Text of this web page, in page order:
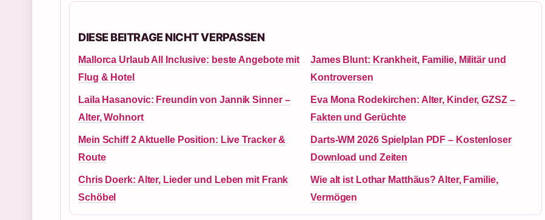
DIESE BEITRAGE NICHT VERPASSEN
Mallorca Urlaub All Inclusive: beste Angebote mit
Flug & Hotel
James Blunt: Krankheit, Familie, Militär und
Kontroversen
Laila Hasanovic: Freundin von Jannik Sinner –
Alter, Wohnort
Eva Mona Rodekirchen: Alter, Kinder, GZSZ –
Fakten und Gerüchte
Mein Schiff 2 Aktuelle Position: Live Tracker &
Route
Darts-WM 2026 Spielplan PDF – Kostenloser
Download und Zeiten
Chris Doerk: Alter, Lieder und Leben mit Frank
Schöbel
Wie alt ist Lothar Matthäus? Alter, Familie,
Vermögen